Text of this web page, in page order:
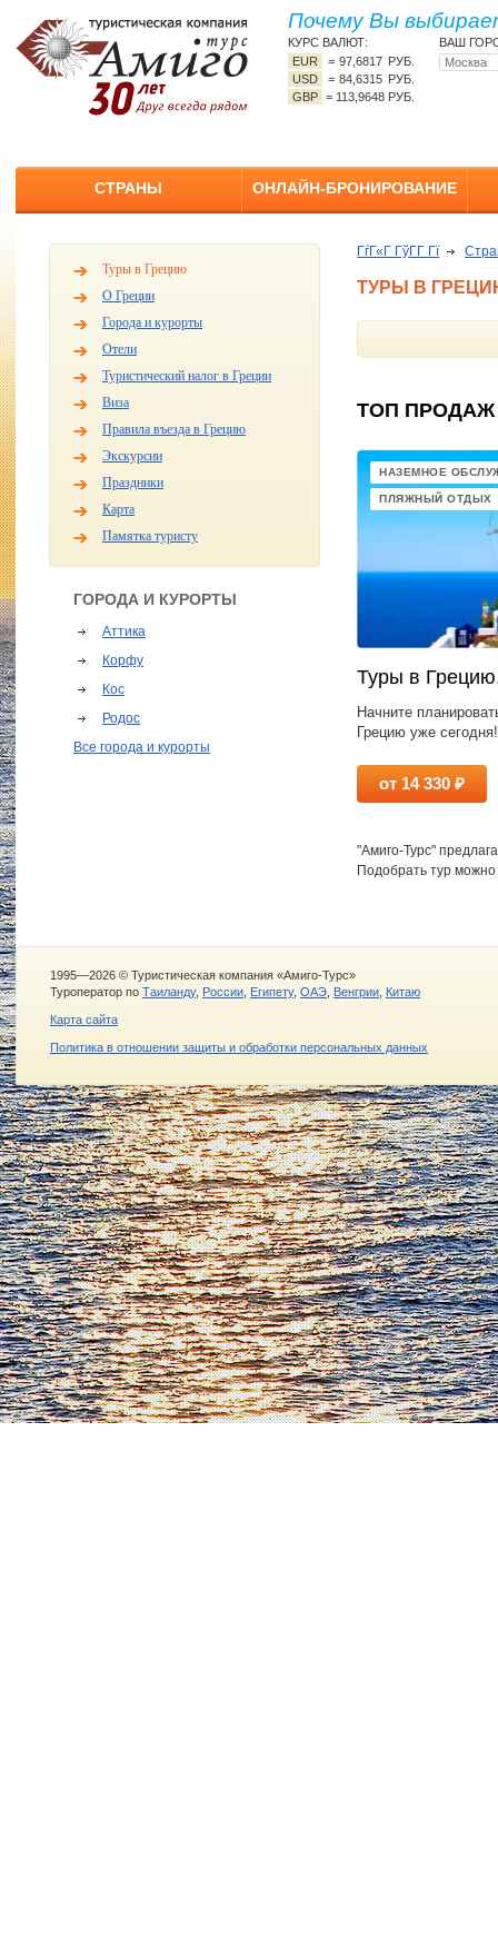
Почему Вы
КУРС ВАЛЮТ:
EUR
=97,6817 РУБ.
USD
=84,6315 РУБ.
GBP = 113,9648 РУБ.
ВАШ
СТРАНЫ ОНЛАЙН-БРОНИРОВАНИЕ
Туры в Грецию
О Греции
Города и курорты
Отели
Туристический налог в Греции
Виза
Правила въезда в Грецию
Экскурсии
Праздники
Карта
Памятка туристу
ГОРОДА И КУРОРТЫ
Аттика
Корфу
Кос
Родос
Все города и курорты
ГѓГ«Г ГўГ­Г Гї
ТУРЫ В
ТОП ПРОДАЖ
НАЗЕМНОЕ
ПЛЯЖНЫЙ ОТДЫХ
Туры в
Начните
Грецию уже
от 14 330 ₽
"Амиго-Турс"
Подобрать тур
1995—2026 © Туристическая компания «Амиго-Турс»
Туроператор по Таиланду, России Египету, ОАЭ Венгрии Китаю
Карта сайта
Политика в отношении защиты и обработки персональных данных